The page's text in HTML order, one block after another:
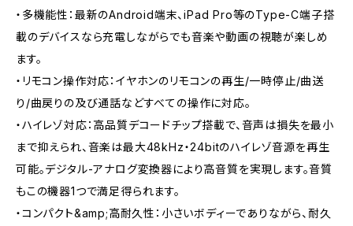
・多機能性：最新のAndroid端末、iPad Pro等のType-C端子搭
載のデバイスなら充電しながらでも音楽や動画の視聴が楽しめ
ます。
・リモコン操作対応：イヤホンのリモコンの再生/一時停止/曲送
り/曲戻りの及び通話などすべての操作に対応。
・ハイレゾ対応：高品質デコードチップ搭載で、音声は損失を最小
まで抑えられ、音楽は最大48kHz・24bitのハイレゾ音源を再生
可能。デジタル-アナログ変換器により高音質を実現します。音質
もこの機器1つで満足得られます。
・コンパクト&amp;高耐久性：小さいボディーでありながら、耐久